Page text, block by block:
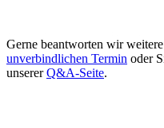
Gerne beantworten wir
unverbindlichen Termin oder
unsererQ&A-Seite.